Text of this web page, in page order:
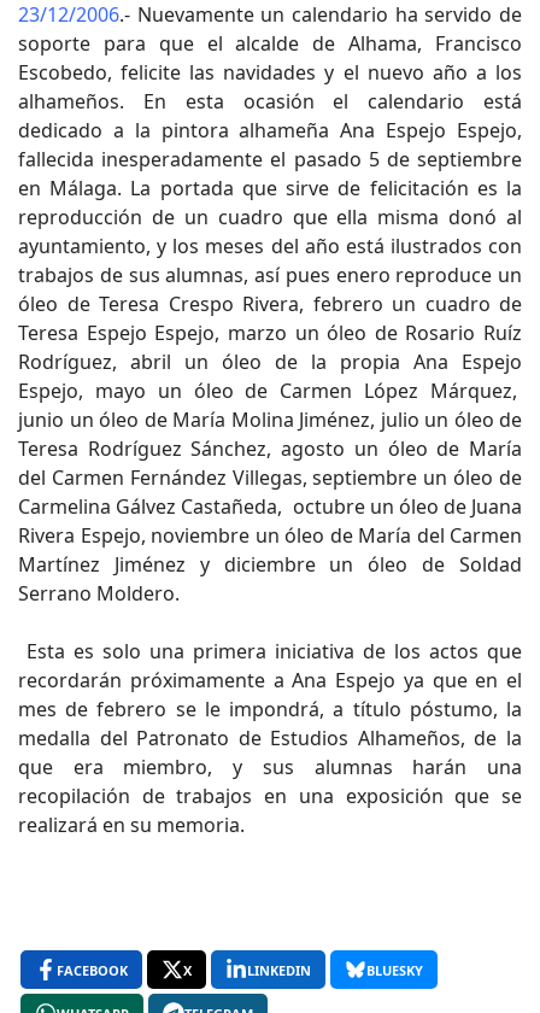
23/12/2006.- Nuevamente un calendario ha servido de
soporte para que el alcalde de Alhama, Francisco
Escobedo, felicite las navidades y el nuevo año a los
alhameños. En esta ocasión el calendario está
dedicado a la pintora alhameña Ana Espejo Espejo,
fallecida inesperadamente el pasado 5 de septiembre
en Málaga. La portada que sirve de felicitación es la
reproducción de un cuadro que ella misma donó al
ayuntamiento, y los meses del año está ilustrados con
trabajos de sus alumnas, así pues enero reproduce un
óleo de Teresa Crespo Rivera, febrero un cuadro de
Teresa Espejo Espejo, marzo un óleo de Rosario Ruíz
Rodríguez, abril un óleo de la propia Ana Espejo
Espejo, mayo un óleo de Carmen López Márquez,
junio un óleo de María Molina Jiménez, julio un óleo de
Teresa Rodríguez Sánchez, agosto un óleo de María
del Carmen Fernández Villegas, septiembre un óleo de
Carmelina Gálvez Castañeda, octubre un óleo de Juana
Rivera Espejo, noviembre un óleo de María del Carmen
Martínez Jiménez y diciembre un óleo de Soldad
Serrano Moldero.
Esta es solo una primera iniciativa de los actos que
recordarán próximamente a Ana Espejo ya que en el
mes de febrero se le impondrá, a título póstumo, la
medalla del Patronato de Estudios Alhameños, de la
que era miembro, y sus alumnas harán una
recopilación de trabajos en una exposición que se
realizará en su memoria.
FACEBOOK X LINKEDIN BLUESKY